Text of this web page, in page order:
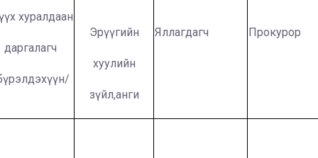
хуралдаан
даргалагч
Эрүүгийн
хуулийн
зүйл,анги
Яллагдагч Прокурор